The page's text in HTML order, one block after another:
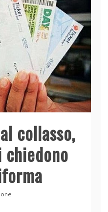
collasso,